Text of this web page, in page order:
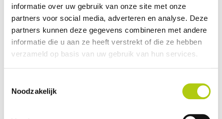
informatie over uw gebruik van onze site met onze
partners voor social media, adverteren en analyse. Deze
partners kunnen deze gegevens combineren met andere
informatie die u aan ze heeft verstrekt of die ze hebben
verzameld op basis van uw gebruik van hun services.
Noodzakelijk
Plus- en minpunten